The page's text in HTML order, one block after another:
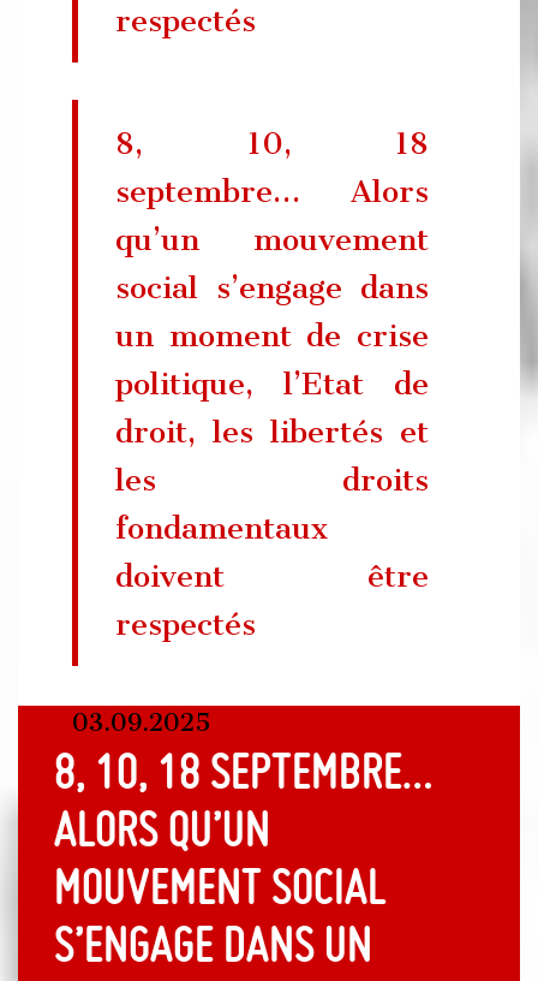
respectés
8, 10, 18
septembre… Alors
qu’un mouvement
social s’engage dans
un moment de crise
politique, l’Etat de
droit, les libertés et
les droits
fondamentaux
doivent être
respectés
03.09.2025
8, 10, 18 septembre…
Alors qu’un
mouvement social
s’engage dans un